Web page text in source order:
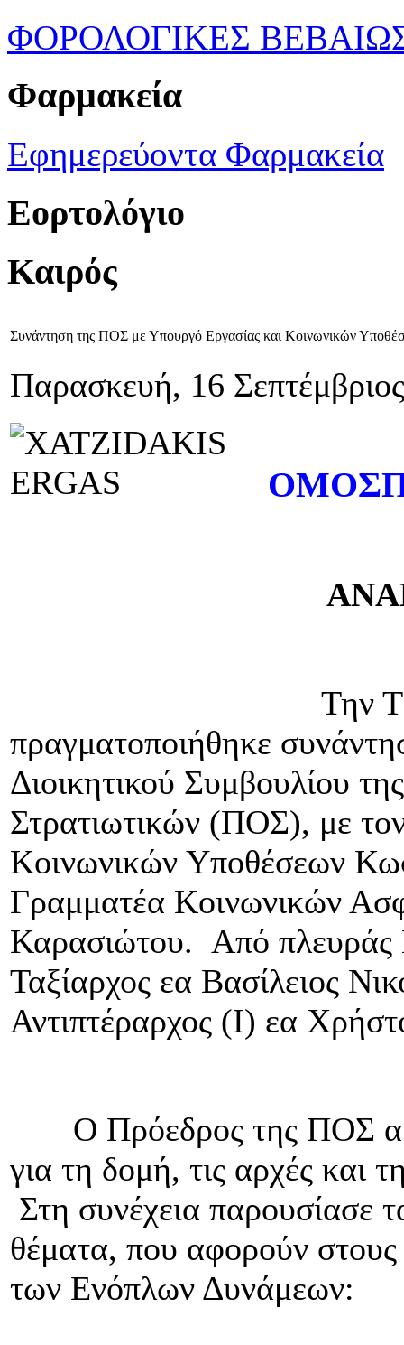
ΦΟΡΟΛΟΓΙΚΕΣ
Φαρμακεία
Εφημερεύοντα Φαρμακεία
Εορτολόγιο
Καιρός
Συνάντηση της ΠΟΣ με Υπουργό Εργασίας και Κοινωνικών
Παρασκευή, 16
Την
πραγματοποιήθηκε
Διοικητικού Συμβουλίου
Στρατιωτικών (ΠΟΣ), με
Κοινωνικών Υποθέσεων
Γραμματέα Κοινωνικών
Καρασιώτου. Από πλευράς
Ταξίαρχος εα Βασίλειος
Αντιπτέραρχος (Ι) εα
Ο Πρόεδρος της ΠΟΣ
για τη δομή, τις αρχές και
Στη συνέχεια παρουσίασε
θέματα, που αφορούν
των Ενόπλων Δυνάμεων: